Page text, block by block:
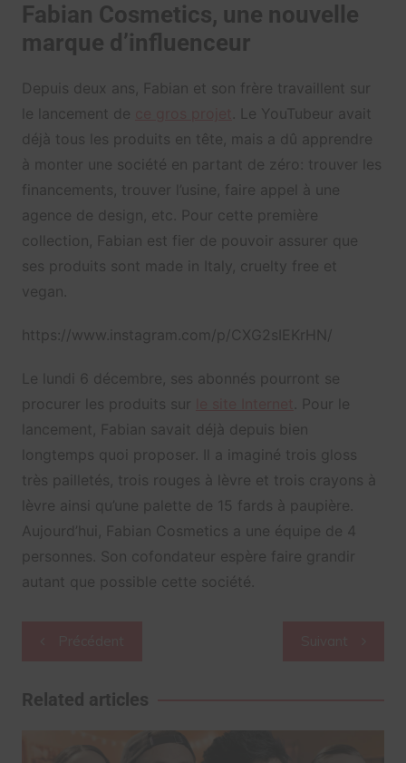
Fabian Cosmetics, une nouvelle
marque d’influenceur
Depuis deux ans, Fabian et son frère travaillent sur
le lancement de
. Le YouTubeur avait
déjà tous les produits en tête, mais a dû apprendre
à monter une société en partant de zéro: trouver les
financements, trouver l’usine, faire appel à une
agence de design, etc. Pour cette première
collection, Fabian est fier de pouvoir assurer que
ses produits sont made in Italy, cruelty free et
vegan.
https://www.instagram.com/p/CXG2sIEKrHN/
Le lundi 6 décembre, ses abonnés pourront se
procurer les produits sur
. Pour le
lancement, Fabian savait déjà depuis bien
longtemps quoi proposer. Il a imaginé trois gloss
très pailletés, trois rouges à lèvre et trois crayons à
lèvre ainsi qu’une palette de 15 fards à paupière.
Aujourd’hui, Fabian Cosmetics a une équipe de 4
personnes. Son cofondateur espère faire grandir
autant que possible cette société.
l’article
Related articles